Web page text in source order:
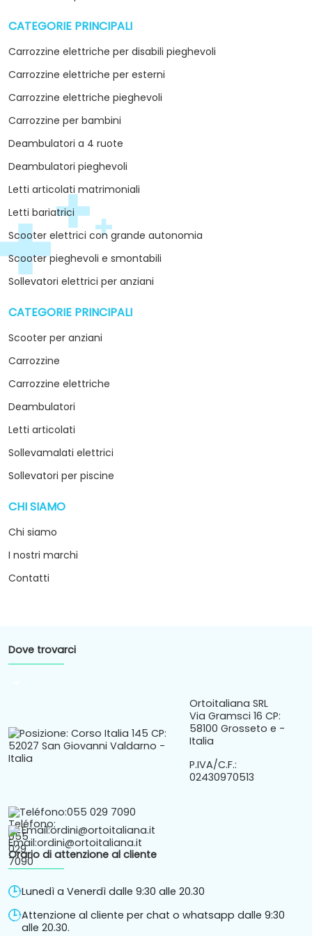
CATEGORIE PRINCIPALI
Carrozzine elettriche per disabili pieghevoli
Carrozzine elettriche per esterni
Carrozzine elettriche pieghevoli
Carrozzine per bambini
Deambulatori a 4 ruote
Deambulatori pieghevoli
Letti articolati matrimoniali
Letti bariatrici
Scooter elettrici con grande autonomia
Scooter pieghevoli e smontabili
Sollevatori elettrici per anziani
CATEGORIE PRINCIPALI
Scooter per anziani
Carrozzine
Carrozzine elettriche
Deambulatori
Letti articolati
Sollevamalati elettrici
Sollevatori per piscine
CHI SIAMO
Chi siamo
I nostri marchi
Contatti
Dove trovarci
Ortoitaliana SRL
Via Gramsci 16 CP:
58100 Grosseto e -
Italia
P.IVA/C.F.:
02430970513
Teléfono:055 029 7090
Email:ordini@ortoitaliana.it
Orario di attenzione al cliente
Lunedì a Venerdì dalle 9:30 alle 20.30
Attenzione al cliente per chat o whatsapp dalle 9:30
alle 20.30.